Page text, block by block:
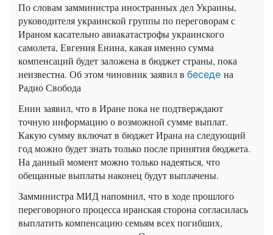
По словам замминистра иностранных дел Украины,
руководителя украинской группы по переговорам с
Ираном касательно авиакатастрофы украинского
самолета, Евгения Енина, какая именно сумма
компенсаций будет заложена в бюджет страны, пока
неизвестна. Об этом чиновник заявил в беседе на
Радио Свобода
Енин заявил, что в Иране пока не подтверждают
точную информацию о возможной сумме выплат.
Какую сумму включат в бюджет Ирана на следующий
год можно будет знать только после принятия бюджета.
На данный момент можно только надеяться, что
обещанные выплаты наконец будут выплачены.
Замминистра МИД напомнил, что в ходе прошлого
переговорного процесса иранская сторона согласилась
выплатить компенсацию семьям всех погибших,